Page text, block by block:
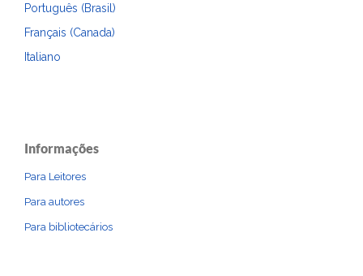
Português (Brasil)
Français (Canada)
Italiano
Informações
Para Leitores
Para autores
Para bibliotecários